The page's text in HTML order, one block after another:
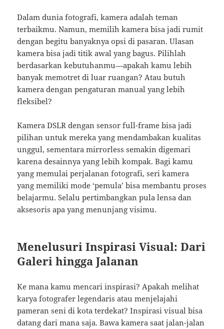
Dalam dunia fotografi, kamera adalah teman
terbaikmu. Namun, memilih kamera bisa jadi rumit
dengan begitu banyaknya opsi di pasaran. Ulasan
kamera bisa jadi titik awal yang bagus. Pilihlah
berdasarkan kebutuhanmu—apakah kamu lebih
banyak memotret di luar ruangan? Atau butuh
kamera dengan pengaturan manual yang lebih
fleksibel?
Kamera DSLR dengan sensor full-frame bisa jadi
pilihan untuk mereka yang mendambakan kualitas
unggul, sementara mirrorless semakin digemari
karena desainnya yang lebih kompak. Bagi kamu
yang memulai perjalanan fotografi, seri kamera
yang memiliki mode ‘pemula’ bisa membantu proses
belajarmu. Selalu pertimbangkan pula lensa dan
aksesoris apa yang menunjang visimu.
Menelusuri Inspirasi Visual: Dari
Galeri hingga Jalanan
Ke mana kamu mencari inspirasi? Apakah melihat
karya fotografer legendaris atau menjelajahi
pameran seni di kota terdekat? Inspirasi visual bisa
datang dari mana saja. Bawa kamera saat jalan-jalan